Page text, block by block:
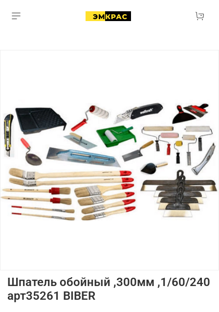
Шпатель обойный ,300мм ,1/60/240
арт35261 BIBER